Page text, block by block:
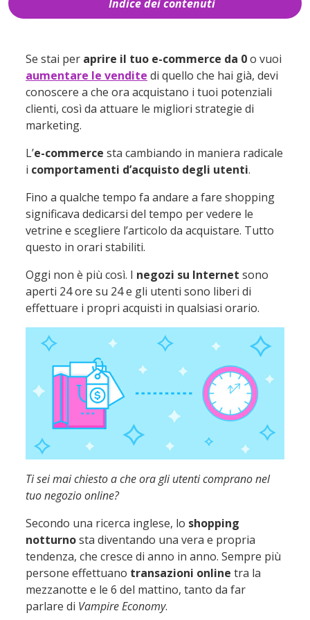
Indice dei contenuti
Perché le persone preferiscono fare
acquisti di notte?
Di notte le persone acquistano online da
mobile
Conclusioni
Se stai per aprire il tuo e-commerce da 0o vuoi
aumentare le vendite di quello che hai già, devi
conoscere a che ora acquistano i tuoi potenziali
clienti, così da attuare le migliori strategie di
marketing.
L’e-commerce sta cambiando in maniera radicale
i comportamenti d’acquisto degli utenti.
Fino a qualche tempo fa andare a fare shopping
significava dedicarsi del tempo per vedere le
vetrine e scegliere l’articolo da acquistare. Tutto
questo in orari stabiliti.
Oggi non è più così. I negozi su Internet sono
aperti 24 ore su 24 e gli utenti sono liberi di
effettuare i propri acquisti in qualsiasi orario.
Ti sei mai chiesto a che ora gli utenti comprano nel
tuo negozio online?
Secondo una ricerca inglese, lo shopping
notturnosta diventando una vera e propria
tendenza, che cresce di anno in anno. Sempre più
persone effettuano transazioni online tra la
mezzanotte e le 6 del mattino, tanto da far
parlare di Vampire Economy.